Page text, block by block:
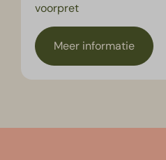
voorpret
Meer informatie